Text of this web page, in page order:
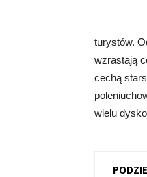
turystów.
wzrastają
cechą
wielu